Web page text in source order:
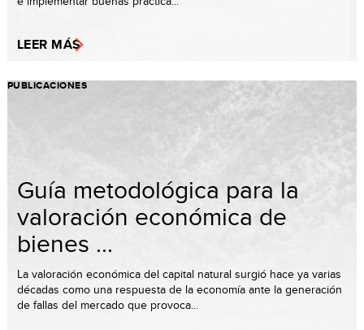
LEER MÁS
PUBLICACIONES
Guía metodológica para la
valoración económica de
bienes ...
La valoración económica del capital natural surgió hace ya varias
décadas como una respuesta de la economía ante la generación
de fallas del mercado que provoca...